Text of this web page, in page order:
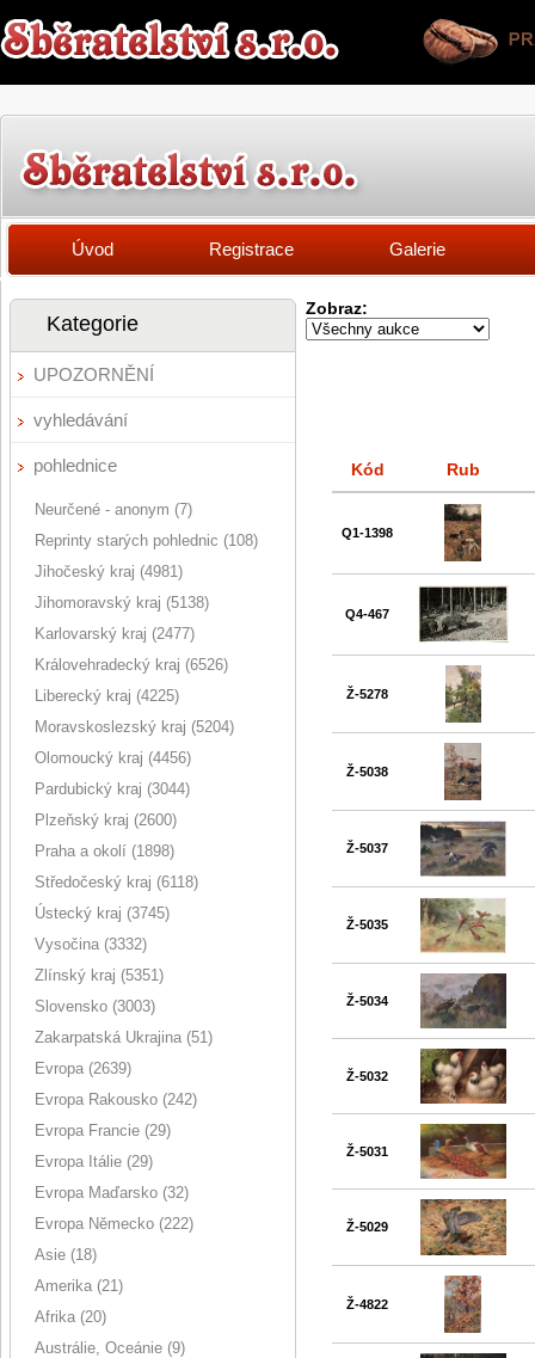
Úvod Registrace Galerie
Kategorie
UPOZORNĚNÍ
vyhledávání
pohlednice
Neurčené - anonym (7)
Reprinty starých pohlednic (108)
Jihočeský kraj (4981)
Jihomoravský kraj (5138)
Karlovarský kraj (2477)
Královehradecký kraj (6526)
Liberecký kraj (4225)
Moravskoslezský kraj (5204)
Olomoucký kraj (4456)
Pardubický kraj (3044)
Plzeňský kraj (2600)
Praha a okolí (1898)
Středočeský kraj (6118)
Ústecký kraj (3745)
Vysočina (3332)
Zlínský kraj (5351)
Slovensko (3003)
Zakarpatská Ukrajina (51)
Evropa (2639)
Evropa Rakousko (242)
Evropa Francie (29)
Evropa Itálie (29)
Evropa Maďarsko (32)
Evropa Německo (222)
Asie (18)
Amerika (21)
Afrika (20)
Austrálie, Oceánie (9)
Zobraz:
Kód Rub
Q1-1398
Q4-467
Ž-5278
Ž-5038
Ž-5037
Ž-5035
Ž-5034
Ž-5032
Ž-5031
Ž-5029
Ž-4822